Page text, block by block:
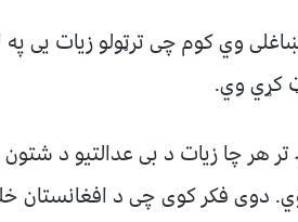
وي کوم چی ترټولو زیات یی
کړي وي.
تر هر چا زیات د بی عدالتیو د
دوی فکر کوی چی د افغانستان